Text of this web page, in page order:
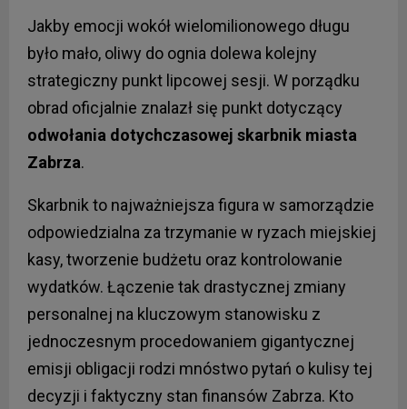
Jakby emocji wokół wielomilionowego długu
było mało, oliwy do ognia dolewa kolejny
strategiczny punkt lipcowej sesji. W porządku
obrad oficjalnie znalazł się punkt dotyczący
odwołania dotychczasowej skarbnik miasta
Zabrza.
Skarbnik to najważniejsza figura w samorządzie
odpowiedzialna za trzymanie w ryzach miejskiej
kasy, tworzenie budżetu oraz kontrolowanie
wydatków. Łączenie tak drastycznej zmiany
personalnej na kluczowym stanowisku z
jednoczesnym procedowaniem gigantycznej
emisji obligacji rodzi mnóstwo pytań o kulisy tej
decyzji i faktyczny stan finansów Zabrza. Kto